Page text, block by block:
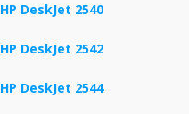
HP DeskJet 2540
HP DeskJet 2542
HP DeskJet 2544